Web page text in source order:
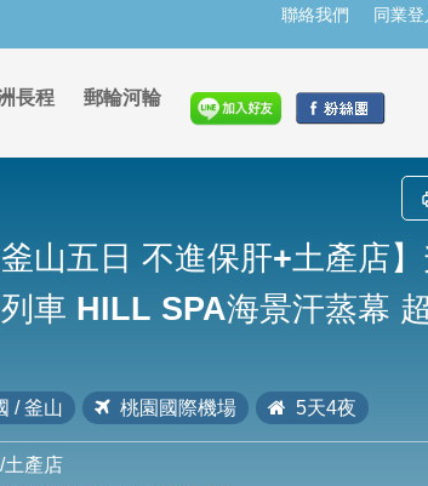
聯絡我們 同業登
長程 郵輪河輪
釜山五日 不進保肝+土產店
車 HILL SPA海景汗蒸幕
/ 釜山 桃園國際機場 5天4夜
土產店